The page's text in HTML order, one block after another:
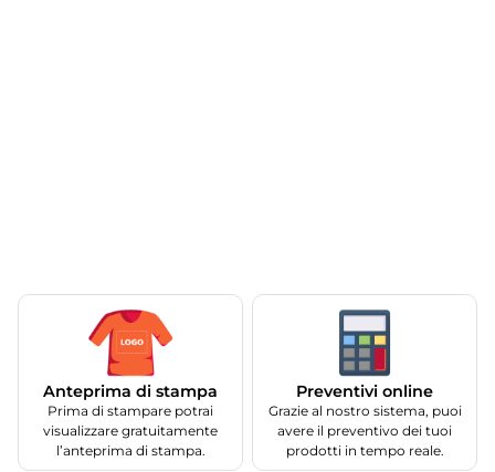
Anteprima di stampa
Prima di stampare potrai
visualizzare gratuitamente
l’anteprima di stampa.
Preventivi online
Grazie al nostro sistema, puoi
avere il preventivo dei tuoi
prodotti in tempo reale.